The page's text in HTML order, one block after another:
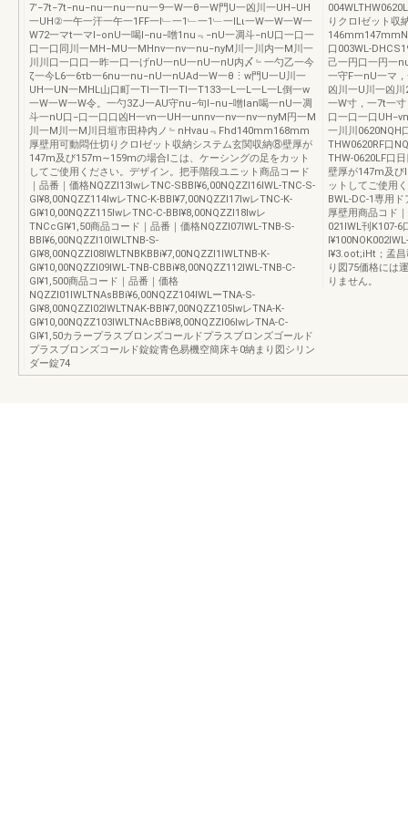
7’−7t−7t−nu−nu一nu一nu一9一W一θ一W門U一凶川一UH−UH
一UH②一午一汗一午一1FF一l﹂一1﹂一1﹂一lLι一W一W一W一
W72一マt一マI−onU一喝l−nu−噌1nu﹃−nU一凋斗−nU口一口一
口一口同川一MH−MU一MHnv一nv一nu−nyM川一川内一M川一
川川口一口口一昨一口一げnU一nU一nU一nU内〆﹄一勺乙一今
ζ一今L6一6τb一6nu一nu−nU一nUAd一W一θ⋮w門U一U川一
UH一UN一MHL山口町一Tl一TI一Tl一T133一L一L一L一L倒一w
一W一W一W令。一勺3ZJ一AU守nu−句l−nu−噌lan喝一nU一凋
斗一nU口−口一口口凶H一νn一UH一unnv一nv一nv一nyM円一M
川一M川一M川日垣市田枠内ノ﹄nHvau﹃Fhd140mm168mm
厚壁用可動悶仕切りクロlゼット収納システム玄関収納⑧壁厚が
147m及び157m∼159mの場合lこは、ケーシングの足をカット
してご使用ください。デザイン。把手階段ユニット商品コード
｜品番｜価格NQZZl13IwレTNC-SBBI¥6,00NQZZl16IWL-TNC-S-
GI¥8,00NQZZ114IwレTNC-K-BBI¥7,00NQZZl17IwレTNC-K-
GI¥10,00NQZZ115IwレTNC-C-BBI¥8,00NQZZl18Iwレ
TNCcGI¥1,50商品コード｜品番｜価格NQZZl07IWL-TNB-S-
BBI¥6,00NQZZl10IWLTNB-S-
GI¥8,00NQZZl08IWLTNBKBBi¥7,00NQZZl1IWLTNB-K-
GI¥10,00NQZZl09IWL-TNB-CBBi¥8,00NQZZ112IWL-TNB-C-
GI¥1,500商品コード｜品番｜価格
NQZZl01IWLTNAsBBi¥6,00NQZZ104IWLーTNA-S-
GI¥8,00NQZZl02IWLTNAK-BBI¥7,00NQZZ105IwレTNA-K-
GI¥10,00NQZZ103IWLTNAcBBi¥8,00NQZZl06IwレTNA-C-
GI¥1,50カラープラスブロンズコールドプラスブロンズゴールド
プラスブロンズコールド錠錠青色易機空簡床キ0納まり図シリン
ダー錠74
りクロlゼット収
口003WL-
己一円口一円一
一守F一nU一マ
凶川一U川一凶
一W寸，一7t一
口一口一口
一川川0620NQH
THW0620RF口
THW-0620LF口
壁厚が147m及
ットしてご使用
BWL-DC-1専用
厚壁用商品コド
021IWL刊K107-6
I¥3.oot;iHt；孟
り図75価格には
りません。